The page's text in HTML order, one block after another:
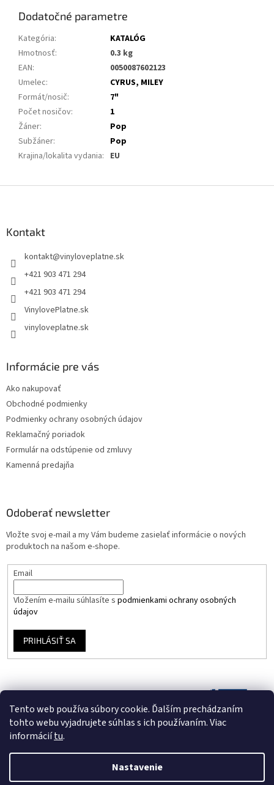
Tento web používa súbory cookie. Ďalším prechádzaním
tohto webu vyjadrujete súhlas s ich používaním. Viac
informáciítu.
Nastavenie
Dodatočné parametre
Kategória:
KATALÓG
Hmotnosť:
0.3 kg
EAN:
0050087602123
Umelec:
CYRUS, MILEY
Formát/nosič:
7"
Počet nosičov:
1
Žáner:
Pop
Subžáner:
Pop
Krajina/lokalita vydania: EU
Kontakt
kontakt@vinyloveplatne.sk
+421 903 471 294
+421 903 471 294
VinylovePlatne.sk
vinyloveplatne.sk
Informácie pre vás
Ako nakupovať
Obchodné podmienky
Podmienky ochrany osobných údajov
Reklamačný poriadok
Formulár na odstúpenie od zmluvy
Kamenná predajňa
Odoberať newsletter
Vložte svoj e-mail a my Vám budeme zasielať informácie o nových
produktoch na našom e-shope.
Email
Vložením e-mailu súhlasíte s podmienkami ochrany osobných
údajov
PRIHLÁSIŤ SA
Vytvoril Shoptet